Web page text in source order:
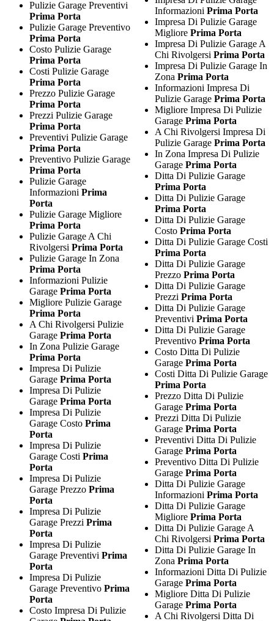
Pulizie Garage Preventivi
Prima Porta
Pulizie Garage Preventivo
Prima Porta
Costo Pulizie Garage
Prima Porta
Costi Pulizie Garage
Prima Porta
Prezzo Pulizie Garage
Prima Porta
Prezzi Pulizie Garage
Prima Porta
Preventivi Pulizie Garage
Prima Porta
Preventivo Pulizie Garage
Prima Porta
Pulizie Garage
Informazioni Prima
Porta
Pulizie Garage Migliore
Prima Porta
Pulizie Garage A Chi
Rivolgersi Prima Porta
Pulizie Garage In Zona
Prima Porta
Informazioni Pulizie
Garage Prima Porta
Migliore Pulizie Garage
Prima Porta
A Chi Rivolgersi Pulizie
Garage Prima Porta
In Zona Pulizie Garage
Prima Porta
Impresa Di Pulizie
Garage Prima Porta
Impresa Di Pulizie
Garage Prima Porta
Impresa Di Pulizie
Garage Costo Prima
Porta
Impresa Di Pulizie
Garage Costi Prima
Porta
Impresa Di Pulizie
Garage Prezzo Prima
Porta
Impresa Di Pulizie
Garage Prezzi Prima
Porta
Impresa Di Pulizie
Garage Preventivi Prima
Porta
Impresa Di Pulizie
Garage Preventivo Prima
Porta
Costo Impresa Di Pulizie
InformazioniPrima Porta
Impresa Di Pulizie Garage
MigliorePrima Porta
Impresa Di Pulizie Garage A
Chi RivolgersiPrima Porta
Impresa Di Pulizie Garage In
ZonaPrima Porta
Informazioni Impresa Di
Pulizie GaragePrima Porta
Migliore Impresa Di Pulizie
GaragePrima Porta
A Chi Rivolgersi Impresa Di
Pulizie GaragePrima Porta
In Zona Impresa Di Pulizie
GaragePrima Porta
Ditta Di Pulizie Garage
Prima Porta
Ditta Di Pulizie Garage
Prima Porta
Ditta Di Pulizie Garage
CostoPrima Porta
Ditta Di Pulizie Garage Costi
Prima Porta
Ditta Di Pulizie Garage
PrezzoPrima Porta
Ditta Di Pulizie Garage
PrezziPrima Porta
Ditta Di Pulizie Garage
PreventiviPrima Porta
Ditta Di Pulizie Garage
PreventivoPrima Porta
Costo Ditta Di Pulizie
GaragePrima Porta
Costi Ditta Di Pulizie Garage
Prima Porta
Prezzo Ditta Di Pulizie
GaragePrima Porta
Prezzi Ditta Di Pulizie
GaragePrima Porta
Preventivi Ditta Di Pulizie
GaragePrima Porta
Preventivo Ditta Di Pulizie
GaragePrima Porta
Ditta Di Pulizie Garage
InformazioniPrima Porta
Ditta Di Pulizie Garage
MigliorePrima Porta
Ditta Di Pulizie Garage A
Chi RivolgersiPrima Porta
Ditta Di Pulizie Garage In
ZonaPrima Porta
Informazioni Ditta Di Pulizie
GaragePrima Porta
Migliore Ditta Di Pulizie
GaragePrima Porta
A Chi Rivolgersi Ditta Di